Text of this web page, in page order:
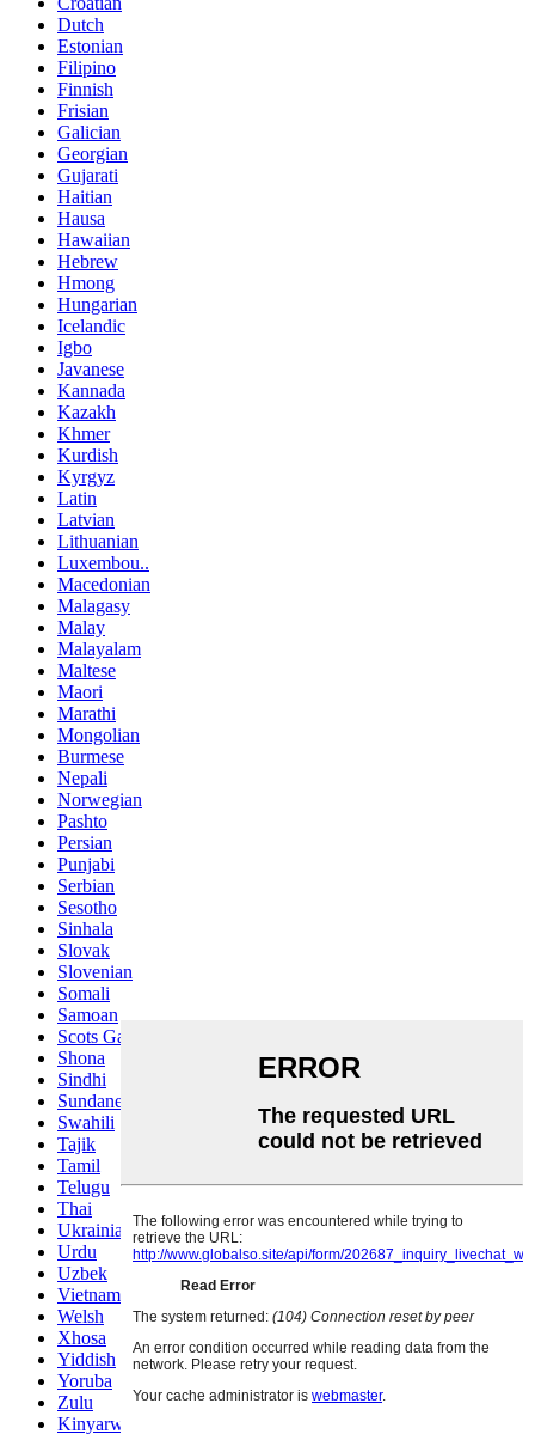
Dutch
Estonian
Filipino
Finnish
Frisian
Galician
Georgian
Gujarati
Haitian
Hausa
Hawaiian
Hebrew
Hmong
Hungarian
Icelandic
Igbo
Javanese
Kannada
Kazakh
Khmer
Kurdish
Kyrgyz
Latin
Latvian
Lithuanian
Luxembou..
Macedonian
Malagasy
Malay
Malayalam
Maltese
Maori
Marathi
Mongolian
Burmese
Nepali
Norwegian
Pashto
Persian
Punjabi
Serbian
Sesotho
Sinhala
Slovak
Slovenian
Somali
Samoan
Scots Gaelic
Shona
Sindhi
Sundanese
Swahili
Tajik
Tamil
Telugu
Thai
Ukrainian
Urdu
Uzbek
Vietnamese
Welsh
Xhosa
Yiddish
Yoruba
Zulu
Kinyarwanda